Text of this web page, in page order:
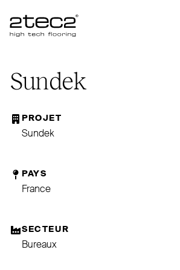
Primary
Sundek
PROJET
Sundek
PAYS
France
SECTEUR
Bureaux